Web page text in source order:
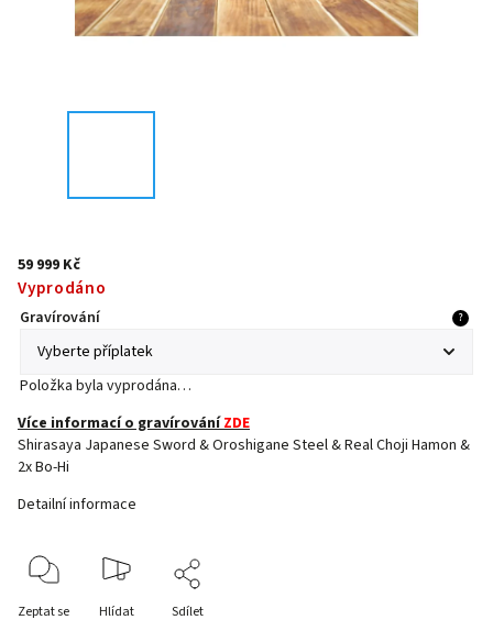
59 999 Kč
Vyprodáno
Gravírování ?
Položka byla vyprodána…
Více informací o gravírováníZDE
Shirasaya Japanese Sword & Oroshigane Steel & Real Choji Hamon &
2x Bo-Hi
Detailní informace
Zeptat se Hlídat Sdílet